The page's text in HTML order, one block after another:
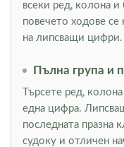
всеки ред, колона
повечето ходове
на липсващи цифри.
Пълна група и
Търсете ред,
една цифра.
последната празна
судоку и отличен